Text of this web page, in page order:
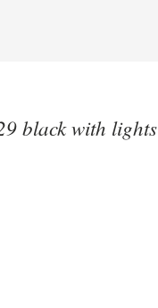
black with lights